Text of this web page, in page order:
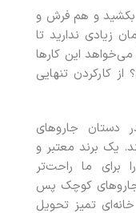
بکشید و هم فرش و
زیادی ندارید تا
می‌خواهد این کارها
کارکردن تنهایی
دستان جاروهای
یک برند معتبر و
برای ما راحت‌تر
جاروهای کوچک پس
تمیز تحویل